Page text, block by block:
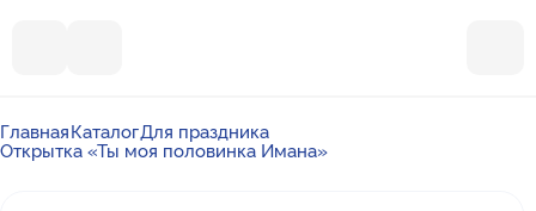
ГлавнаяКаталогДля праздника
Открытка «Ты моя половинка Имана»